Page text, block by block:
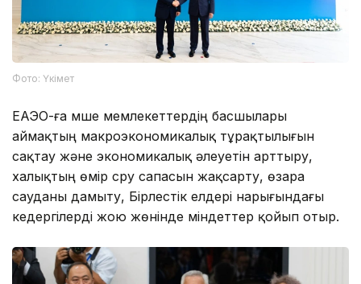
Фото: Үкімет
ЕАЭО-ға мүше мемлекеттердің басшылары
аймақтың макроэкономикалық тұрақтылығын
сақтау және экономикалық әлеуетін арттыру,
халықтың өмір сүру сапасын жақсарту, өзара
сауданы дамыту, Бірлестік елдері нарығындағы
кедергілерді жою жөнінде міндеттер қойып отыр.